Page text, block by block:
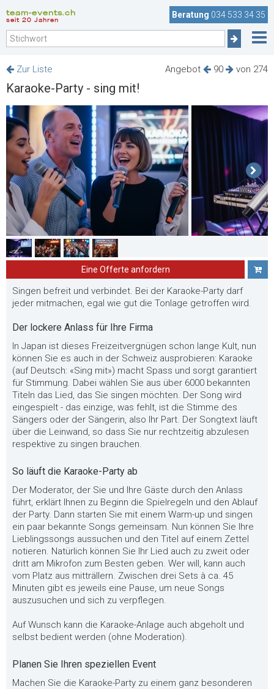
team-events.ch
seit 20 Jahren
Beratung 034 533 34 35
Angebot 90 von 274
Zur Liste
Karaoke-Party - sing mit!
Eine Offerte anfordern
Singen befreit und verbindet. Bei der Karaoke-Party darf
jeder mitmachen, egal wie gut die Tonlage getroffen wird.
Der lockere Anlass für Ihre Firma
In Japan ist dieses Freizeitvergnügen schon lange Kult, nun
können Sie es auch in der Schweiz ausprobieren: Karaoke
(auf Deutsch: «Sing mit») macht Spass und sorgt garantiert
für Stimmung. Dabei wählen Sie aus über 6000 bekannten
Titeln das Lied, das Sie singen möchten. Der Song wird
eingespielt - das einzige, was fehlt, ist die Stimme des
Sängers oder der Sängerin, also Ihr Part. Der Songtext läuft
über die Leinwand, so dass Sie nur rechtzeitig abzulesen
respektive zu singen brauchen.
So läuft die Karaoke-Party ab
Der Moderator, der Sie und Ihre Gäste durch den Anlass
führt, erklärt Ihnen zu Beginn die Spielregeln und den Ablauf
der Party. Dann starten Sie mit einem Warm-up und singen
ein paar bekannte Songs gemeinsam. Nun können Sie Ihre
Lieblingssongs aussuchen und den Titel auf einem Zettel
notieren. Natürlich können Sie Ihr Lied auch zu zweit oder
dritt am Mikrofon zum Besten geben. Wer will, kann auch
vom Platz aus mitträllern. Zwischen drei Sets à ca. 45
Minuten gibt es jeweils eine Pause, um neue Songs
auszusuchen und sich zu verpflegen.
Auf Wunsch kann die Karaoke-Anlage auch abgeholt und
selbst bedient werden (ohne Moderation).
Planen Sie Ihren speziellen Event
Machen Sie die Karaoke-Party zu einem ganz besonderen